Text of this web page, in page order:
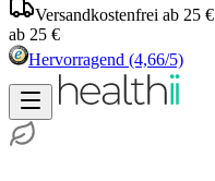
Versandkostenfrei ab 25
ab 25 €
Hervorragend (4,66/5)